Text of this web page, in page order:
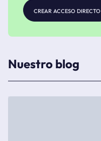
crear acceso directo
Nuestro blog